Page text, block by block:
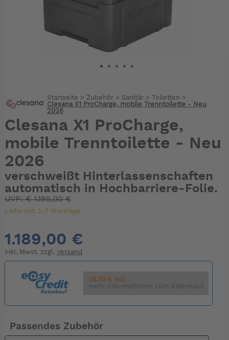
Startseite > Zubehör > Sanitär > Toiletten >
Clesana X1 ProCharge, mobile Trenntoilette - Neu
2026
Clesana X1 ProCharge,
mobile Trenntoilette - Neu
2026
verschweißt Hinterlassenschaften
automatisch in Hochbarriere-Folie.
UVP:€1.195,00 €
Lieferzeit 3-7 Werktage
1.189,00 €
inkl. Mwst. zzgl. Versand
26.70 € mtl.
mehr Informationen zum Ratenkauf
Passendes Zubehör